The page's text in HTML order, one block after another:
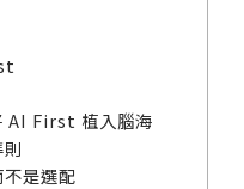
AI First 植入腦海
是選配